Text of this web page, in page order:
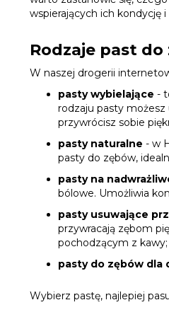
wspierających ich kondycję
Rodzaje past do
W naszej drogerii
pasty wybielające -
rodzaju pasty
przywrócisz sobie
pasty naturalne - w
pasty do zębów,
pasty na
bólowe. Umożliwia
pasty usuwające
przywracają zębom
pochodzącym z kawy;
pasty do zębów dla
Wybierz pastę, najlepiej